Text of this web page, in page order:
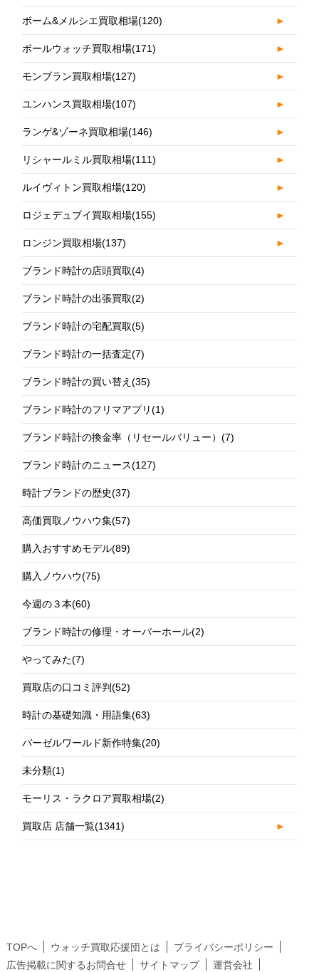
ボーム&メルシエ買取相場(120) ►
ボールウォッチ買取相場(171) ►
モンブラン買取相場(127) ►
ユンハンス買取相場(107) ►
ランゲ&ゾーネ買取相場(146) ►
リシャールミル買取相場(111) ►
ルイヴィトン買取相場(120) ►
ロジェデュブイ買取相場(155) ►
ロンジン買取相場(137) ►
ブランド時計の店頭買取(4)
ブランド時計の出張買取(2)
ブランド時計の宅配買取(5)
ブランド時計の一括査定(7)
ブランド時計の買い替え(35)
ブランド時計のフリマアプリ(1)
ブランド時計の換金率（リセールバリュー）(7)
ブランド時計のニュース(127)
時計ブランドの歴史(37)
高価買取ノウハウ集(57)
購入おすすめモデル(89)
購入ノウハウ(75)
今週の３本(60)
ブランド時計の修理・オーバーホール(2)
やってみた(7)
買取店の口コミ評判(52)
時計の基礎知識・用語集(63)
バーゼルワールド新作特集(20)
未分類(1)
モーリス・ラクロア買取相場(2)
買取店 店舗一覧(1341) ►
TOPへ ウォッチ買取応援団とは
プライバシーポリシー
広告掲載に関するお問合せ
サイトマップ 運営会社